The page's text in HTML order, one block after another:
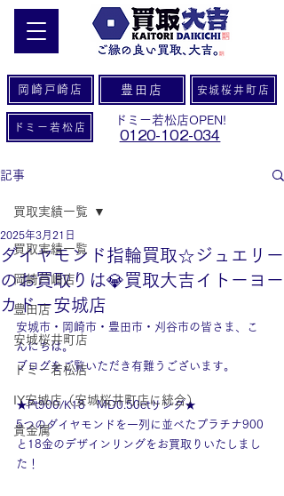
岡崎戸崎店 豊田店 安城桜井町店
ドミー若松店
ドミー若松店OPEN!
0120-102-034
記事
買取実績一覧
岡崎戸崎店
豊田店
安城桜井町店
ドミー若松店
IY安城店（安城桜井町店に統合）
貴金属
買取実績一覧
ダイヤモンド指輪買取☆ジュエリー
のお買取りは💎買取大吉イトーヨー
カドー安城店
2025年3月21日
安城市・岡崎市・豊田市・刈谷市の皆さま、こ
んにちは。
ブログをご覧いただき有難うございます。
★Pt900/K18　MD0.50ctリング★
5つのダイヤモンドを一列に並べたプラチナ900
と18金のデザインリングをお買取りいたしまし
た！